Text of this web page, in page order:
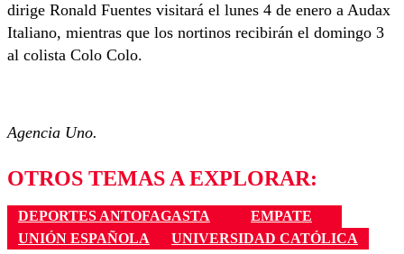
dirige Ronald Fuentes visitará el lunes 4 de enero a Audax
Italiano, mientras que los nortinos recibirán el domingo 3
al colista Colo Colo.
Agencia Uno.
OTROS TEMAS A EXPLORAR:
DEPORTES ANTOFAGASTA
EMPATE
UNIÓN ESPAÑOLA
UNIVERSIDAD CATÓLICA